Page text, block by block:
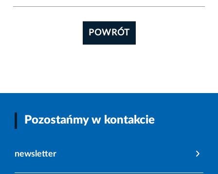
POWRÓT
Pozostańmy w kontakcie
newsletter